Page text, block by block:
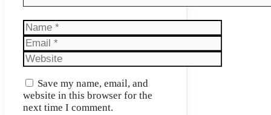
Name
Email
Website
Save my name, email, and
website in this browser for the
next time I comment.